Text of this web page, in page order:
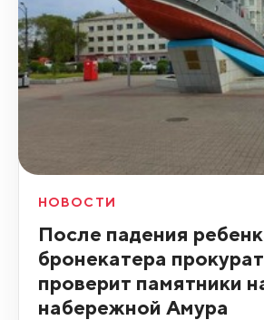
НОВОСТИ
После падения
бронекатера
проверит памятники
набережной Амура